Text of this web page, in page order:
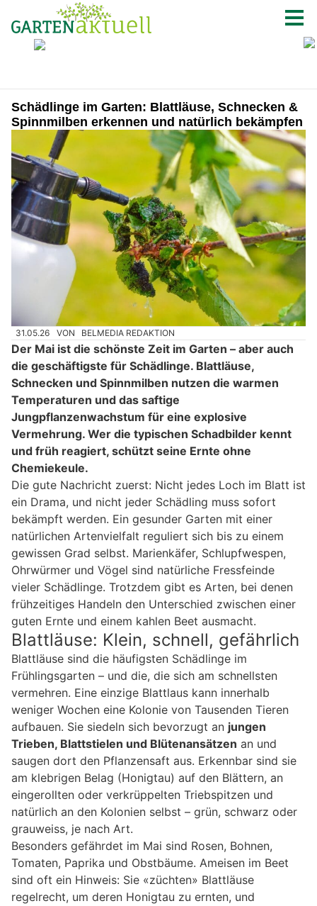
Schädlinge im Garten: Blattläuse, Schnecken &
Spinnmilben erkennen und natürlich bekämpfen
31.05.26 VON BELMEDIA REDAKTION
Der Mai ist die schönste Zeit im Garten – aber auch
die geschäftigste für Schädlinge. Blattläuse,
Schnecken und Spinnmilben nutzen die warmen
Temperaturen und das saftige
Jungpflanzenwachstum für eine explosive
Vermehrung. Wer die typischen Schadbilder kennt
und früh reagiert, schützt seine Ernte ohne
Chemiekeule.
Die gute Nachricht zuerst: Nicht jedes Loch im Blatt ist
ein Drama, und nicht jeder Schädling muss sofort
bekämpft werden. Ein gesunder Garten mit einer
natürlichen Artenvielfalt reguliert sich bis zu einem
gewissen Grad selbst. Marienkäfer, Schlupfwespen,
Ohrwürmer und Vögel sind natürliche Fressfeinde
vieler Schädlinge. Trotzdem gibt es Arten, bei denen
frühzeitiges Handeln den Unterschied zwischen einer
guten Ernte und einem kahlen Beet ausmacht.
Blattläuse: Klein, schnell, gefährlich
Blattläuse sind die häufigsten Schädlinge im
Frühlingsgarten – und die, die sich am schnellsten
vermehren. Eine einzige Blattlaus kann innerhalb
weniger Wochen eine Kolonie von Tausenden Tieren
aufbauen. Sie siedeln sich bevorzugt an jungen
Trieben, Blattstielen und Blütenansätzen an und
saugen dort den Pflanzensaft aus. Erkennbar sind sie
am klebrigen Belag (Honigtau) auf den Blättern, an
eingerollten oder verkrüppelten Triebspitzen und
natürlich an den Kolonien selbst – grün, schwarz oder
grauweiss, je nach Art.
Besonders gefährdet im Mai sind Rosen, Bohnen,
Tomaten, Paprika und Obstbäume. Ameisen im Beet
sind oft ein Hinweis: Sie «züchten» Blattläuse
regelrecht, um deren Honigtau zu ernten, und